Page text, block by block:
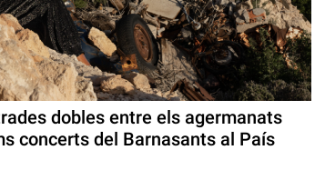
dobles entre els agermanats
concerts del Barnasants al País